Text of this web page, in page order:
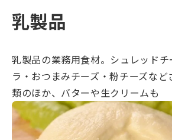
乳製品
乳製品の業務用食材。シュレッド
ラ・おつまみチーズ・粉チーズな
類のほか、バターや生クリームも